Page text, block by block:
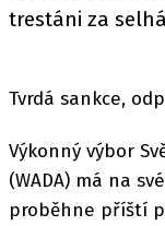
trestáni za
Tvrdá sankce,
Výkonný výbor
(WADA) má na
proběhne příští